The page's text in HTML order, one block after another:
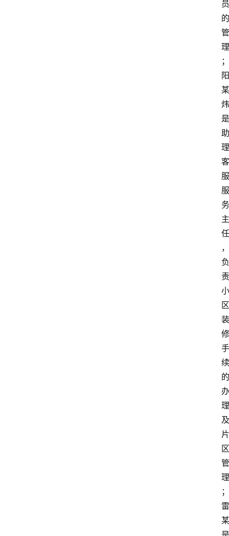
员
的
管
理
；
阳
某
炜
是
助
理
客
服
服
务
主
任
，
负
责
小
区
装
修
手
续
的
办
理
及
片
区
管
理
；
雷
某